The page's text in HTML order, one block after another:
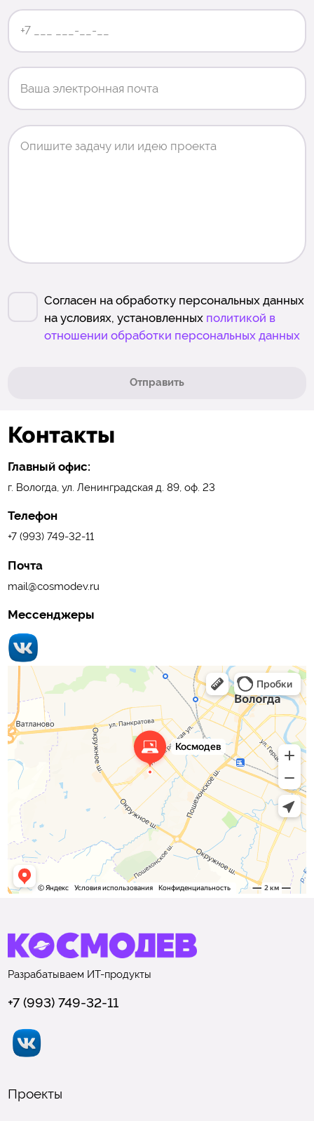
Согласен на обработку персональных данных
на условиях, установленных политикой в
отношении обработки персональных данных
Отправить
Контакты
Главный офис:
г. Вологда, ул. Ленинградская д. 89, оф. 23
Телефон
+7 (993) 749-32-11
Почта
mail@cosmodev.ru
Мессенджеры
Разрабатываем ИТ-продукты
+7 (993) 749-32-11
Проекты